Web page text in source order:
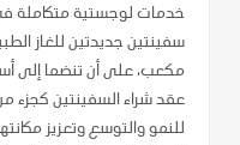
خدمات لوجستية متكاملة
عقد شراء السفينتين كجزء
للنمو والتوسع وتعزيز